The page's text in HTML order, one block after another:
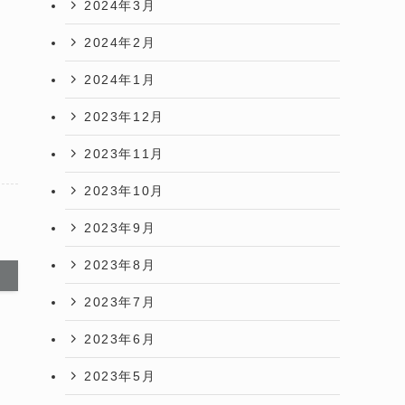
2024年3月
2024年2月
2024年1月
2023年12月
2023年11月
2023年10月
2023年9月
2023年8月
2023年7月
2023年6月
2023年5月